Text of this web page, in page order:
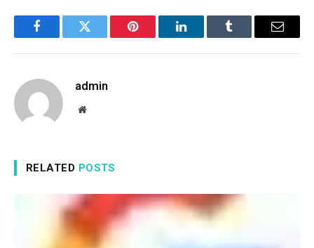
FacebookTwitter Pinterest LinkedInTumblr Email
admin
Website
RELATED POSTS